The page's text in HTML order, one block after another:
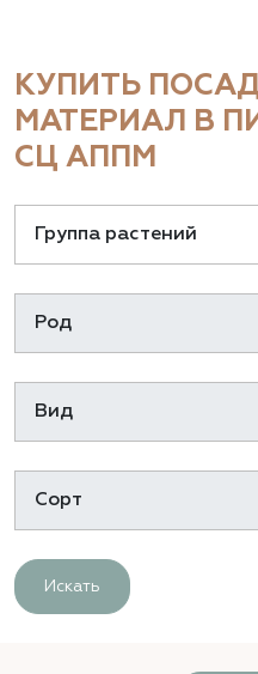
КУПИТЬ
МАТЕРИАЛ В
СЦ АППМ
Искать